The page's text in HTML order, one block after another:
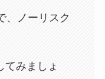
、ノーリスク
てみましょ